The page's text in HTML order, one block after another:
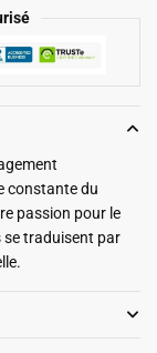
constante du
passion pour le
se traduisent par